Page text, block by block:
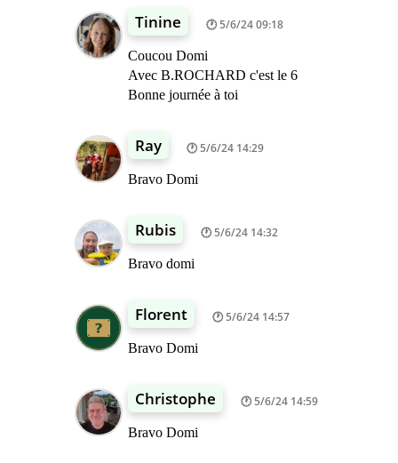
Tinine 5/6/24 09:18
Coucou Domi
Avec B.ROCHARD c'est le 6
Bonne journée à toi
Ray 5/6/24 14:29
Bravo Domi
Rubis 5/6/24 14:32
Bravo domi
Florent 5/6/24 14:57
Bravo Domi
Christophe 5/6/24 14:59
Bravo Domi